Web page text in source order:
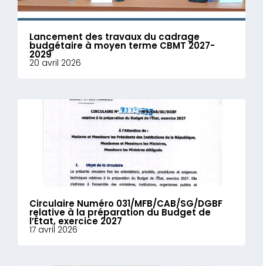
Lancement des travaux du cadrage
budgétaire à moyen terme CBMT 2027-
2029
20 avril 2026
Circulaire Numéro 031/MFB/CAB/SG/DGBF
relative à la préparation du Budget de
l’État, exercice 2027
17 avril 2026